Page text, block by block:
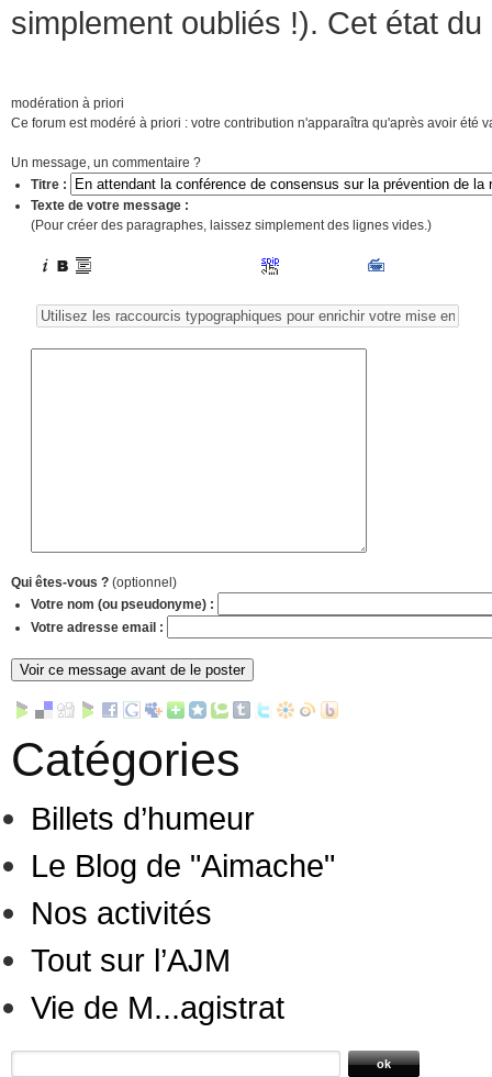
simplement oubliés !). Cet état
modération à priori
Ce forum est modéré à priori : votre contribution n'apparaîtra qu'après avoir été
Un message, un commentaire ?
Titre :
Texte de votre message :
(Pour créer des paragraphes, laissez simplement des lignes vides.)
Qui êtes-vous ? (optionnel)
Votre nom (ou pseudonyme) :
Votre adresse email :
Catégories
Billets d’humeur
Le Blog de "Aimache"
Nos activités
Tout sur l’AJM
Vie de M...agistrat